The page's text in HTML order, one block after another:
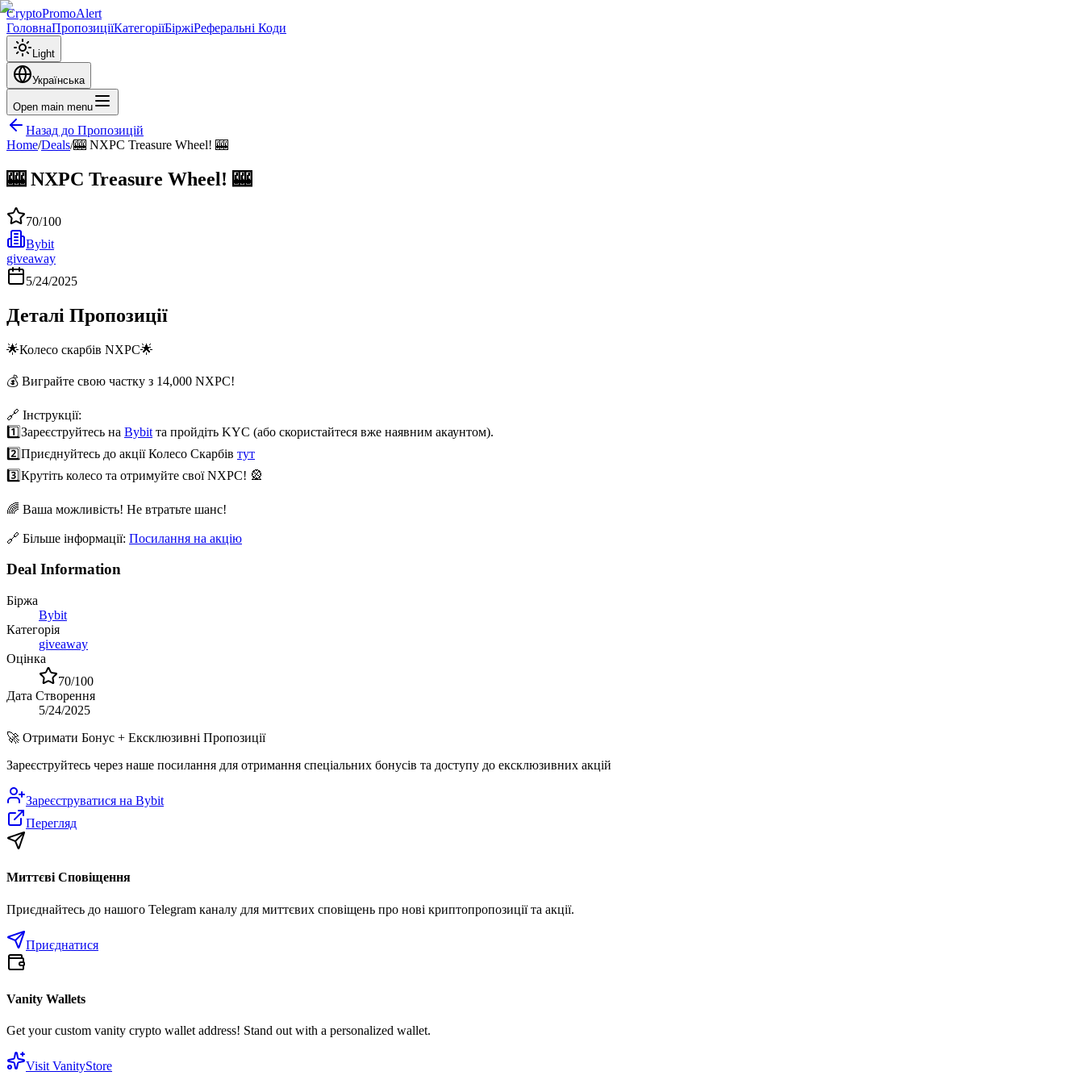
CryptoPromoAlert
ГоловнаПропозиціїКатегоріїБіржіРеферальні Коди
Light
Українська
Open main menu
Назад до Пропозицій
Home/Deals/🎰 NXPC Treasure Wheel! 🎰
🎰 NXPC Treasure Wheel! 🎰
70/100
Bybit
giveaway
5/24/2025
Деталі Пропозиції
🌟Колесо скарбів NXPC🌟
💰 Виграйте свою частку з 14,000 NXPC!
🔗 Інструкції:
1️⃣Зареєструйтесь на Bybit та пройдіть KYC (або скористайтеся вже наявним акаунтом).
2️⃣Приєднуйтесь до акції Колесо Скарбів тут
3️⃣Крутіть колесо та отримуйте свої NXPC! 🎡
🌈 Ваша можливість! Не втратьте шанс!
🔗 Більше інформації: Посилання на акцію
Deal Information
Біржа
Bybit
Категорія
giveaway
Оцінка
70/100
Дата Створення
5/24/2025
🚀 Отримати Бонус + Ексклюзивні Пропозиції
Зареєструйтесь через наше посилання для отримання спеціальних бонусів та доступу до ексклюзивних акцій
Зареєструватися на Bybit
Перегляд
Миттєві Сповіщення
Приєднайтесь до нашого Telegram каналу для миттєвих сповіщень про нові криптопропозиції та акції.
Приєднатися
Vanity Wallets
Get your custom vanity crypto wallet address! Stand out with a personalized wallet.
Visit VanityStore